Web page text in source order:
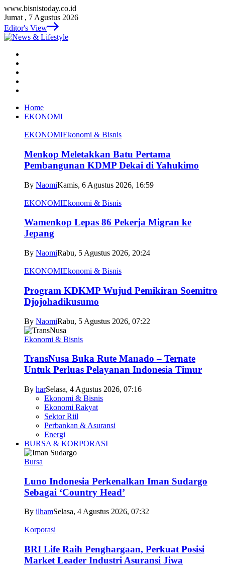
www.bisnistoday.co.id
Jumat , 7 Agustus 2026
Editor's View
Home
EKONOMI
EKONOMIEkonomi & Bisnis
Menkop Meletakkan Batu Pertama
Pembangunan KDMP Dekai di Yahukimo
By NaomiKamis, 6 Agustus 2026, 16:59
EKONOMIEkonomi & Bisnis
Wamenkop Lepas 86 Pekerja Migran ke
Jepang
By NaomiRabu, 5 Agustus 2026, 20:24
EKONOMIEkonomi & Bisnis
Program KDKMP Wujud Pemikiran Soemitro
Djojohadikusumo
By NaomiRabu, 5 Agustus 2026, 07:22
Ekonomi & Bisnis
TransNusa Buka Rute Manado – Ternate
Untuk Perluas Pelayanan Indonesia Timur
By harSelasa, 4 Agustus 2026, 07:16
Ekonomi & Bisnis
Ekonomi Rakyat
Sektor Riil
Perbankan & Asuransi
Energi
BURSA & KORPORASI
Bursa
Luno Indonesia Perkenalkan Iman Sudargo
Sebagai ‘Country Head’
By ilhamSelasa, 4 Agustus 2026, 07:32
Korporasi
BRI Life Raih Penghargaan, Perkuat Posisi
Market Leader Industri Asuransi Jiwa